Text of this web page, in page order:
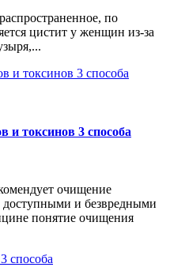
по
цистит у женщин из-за
и токсинов 3 способа
очищение
доступными и безвредными
понятие очищения